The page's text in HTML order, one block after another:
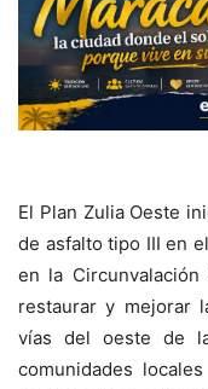
El Plan Zulia Oeste
de asfalto tipo III en
en la
restaurar y mejorar
vías del oeste de
comunidades